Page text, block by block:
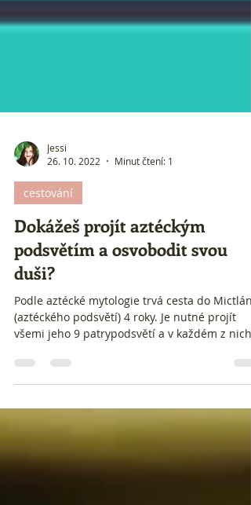
Jessi
26. 10. 2022
cestování
Dokážeš projít aztéckým
podsvětím a osvobodit svou
duši?
Podle aztécké mytologie trvá cesta do
(aztéckého podsvětí) 4 roky. Je nutné projít
splnit jednu zkoušku. Troufáš si pokusit se
osvobodit svou duši na cestě do
nejspodnějšího patra Mictlánu a plnit u toho
zábavná španělská cvičení, u kterých si
procvičích nebo se seznámíš s různorodou